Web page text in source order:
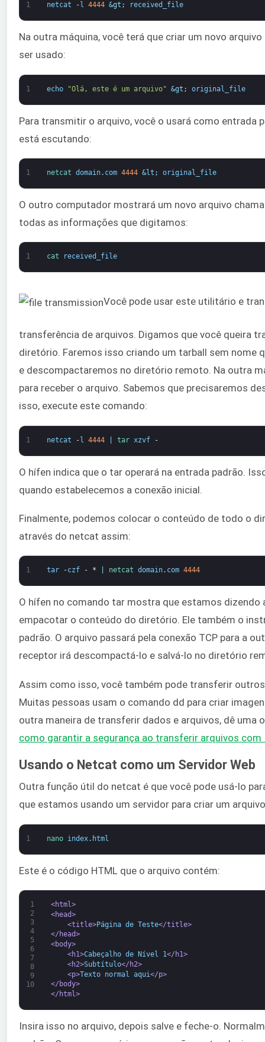
1 netcat - l 4444 &gt; received_file
Na outra máquina, você terá que criar um novo
ser usado:
1 echo "Olá, este é um arquivo" &gt; original_file
Para transmitir o arquivo, você o usará como entrada
está escutando:
1 netcat domain. com 4444 &lt; original_file
O outro computador mostrará um novo arquivo
todas as informações que digitamos:
1 cat received_file
Você pode usar este utilitário e
transferência de arquivos. Digamos que você queira
diretório. Faremos isso criando um tarball sem nome
e descompactaremos no diretório remoto. Na outra
para receber o arquivo. Sabemos que precisaremos
isso, execute este comando:
1 netcat -l 4444 tar xzvf -
O hífen indica que o tar operará na entrada padrão.
quando estabelecemos a conexão inicial.
Finalmente, podemos colocar o conteúdo de todo o
através do netcat assim:
1 tar -czf - * netcat domain. com 4444
O hífen no comando tar mostra que estamos dizendo
empacotar o conteúdo do diretório. Ele também o
padrão. O arquivo passará pela conexão TCP para a
receptor irá descompactá-lo e salvá-lo no diretório
Assim como isso, você também pode transferir
Muitas pessoas usam o comando dd para criar
outra maneira de transferir dados e arquivos, dê uma
como garantir a segurança ao transferir arquivos com
Usando o Netcat como um Servidor Web
Outra função útil do netcat é que você pode usá-lo
que estamos usando um servidor para criar um
1 nano index. html
Este é o código HTML que o arquivo contém:
1
2
3
4
5
6
7
8
9
10
<html>
<head>
<title>Página de Teste</title>
</head>
<body>
<h1>Cabeçalho de Nível 1</h1>
<h2>Subtítulo</h2>
<p>Texto normal aqui</p>
</body>
</html>
Insira isso no arquivo, depois salve e feche-o.